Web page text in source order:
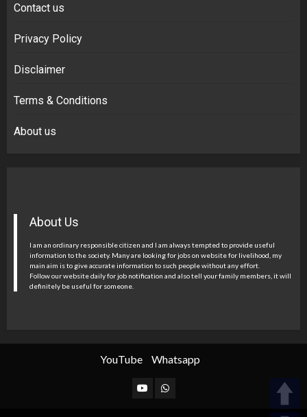
Contact us
Privacy Policy
Disclaimer
Terms & Conditions
About us
About Us
I am an ordinary responsible citizen and I am always tempted to provide useful
information to the society. Many are looking for jobs on website for livelihood, my
main aim is to give accurate information to such people without any effort.
Follow our website daily for job notification and also tell your family members, it will
definitely be useful for someone.
YouTube Whatsapp
YouTubeWhatsapp